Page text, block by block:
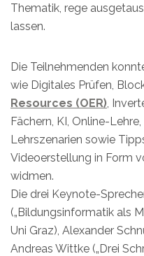
Thematik, rege
lassen.
Die Teilnehmenden
wie Digitales Prüfen,
Resources (OER) ,
Fächern, KI, Online-
Lehrszenarien sowie
Videoerstellung in Form
widmen.
Die drei Keynote-
(„Bildungsinformatik als
Uni Graz), Alexander
Andreas Wittke („Drei